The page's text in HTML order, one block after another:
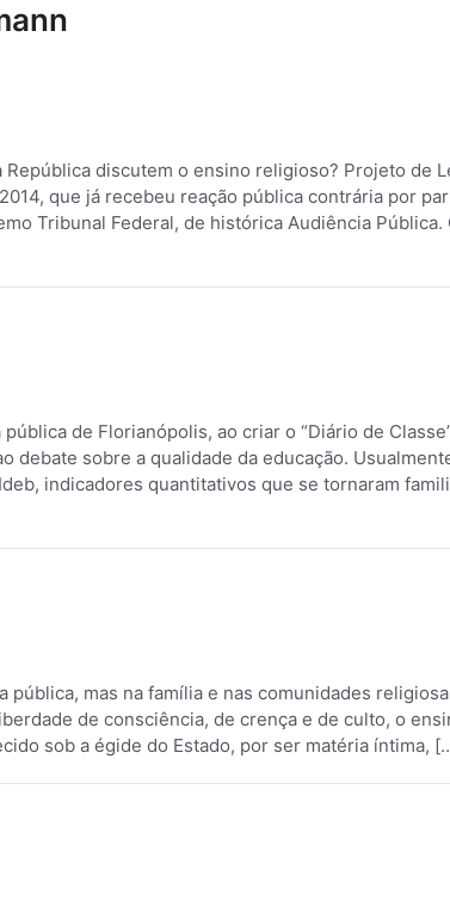
discutem o ensino religioso? Projeto de
que já recebeu reação pública contrária por
Tribunal Federal, de histórica Audiência Pública.
de Florianópolis, ao criar o “Diário de
debate sobre a qualidade da educação.
indicadores quantitativos que se tornaram
mas na família e nas comunidades
de consciência, de crença e de culto, o
sob a égide do Estado, por ser matéria íntima,